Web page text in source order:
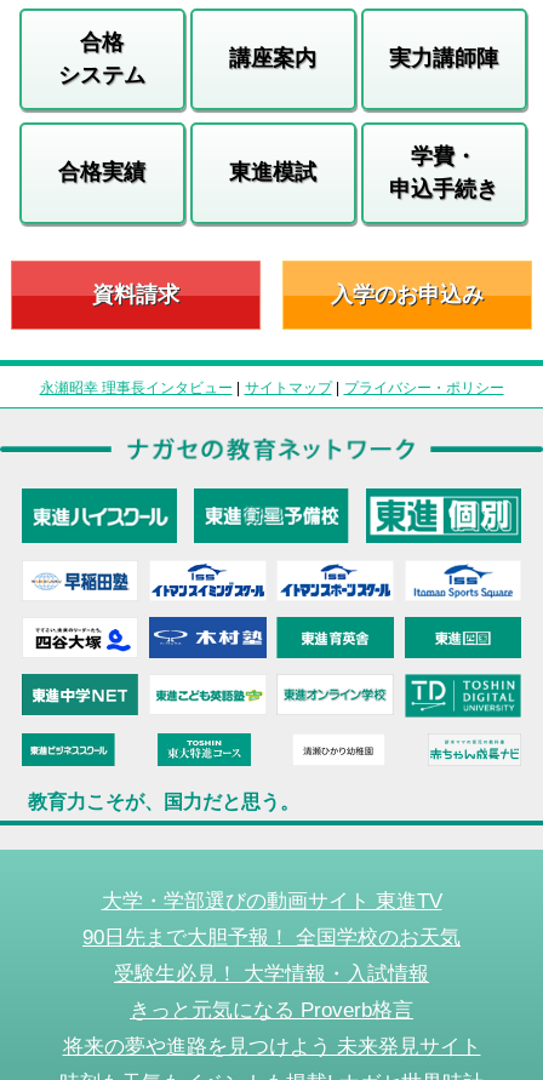
合格
システム
講座案内 実力講師陣
合格実績 東進模試
学費・
申込手続き
資料請求 入学のお申込み
永瀬昭幸 理事長インタビュー | サイトマップ| プライバシー・ポリシー
教育力こそが、国力だと思う。
大学・学部選びの動画サイト 東進TV
90日先まで大胆予報！ 全国学校のお天気
受験生必見！ 大学情報・入試情報
きっと元気になる Proverb格言
将来の夢や進路を見つけよう 未来発見サイト